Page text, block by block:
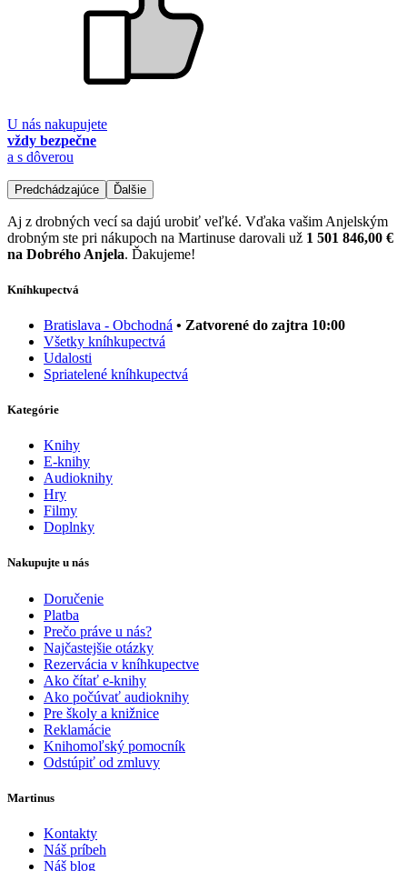
U nás nakupujete
vždy bezpečne
a s dôverou
Predchádzajúce Ďalšie
Aj z drobných vecí sa dajú urobiť veľké. Vďaka vašim Anjelským
drobným ste pri nákupoch na Martinuse darovali už 1 501 846,00 €
na Dobrého Anjela. Ďakujeme!
Kníhkupectvá
Bratislava - Obchodná • Zatvorené do zajtra 10:00
Všetky kníhkupectvá
Udalosti
Spriatelené kníhkupectvá
Kategórie
Knihy
E-knihy
Audioknihy
Hry
Filmy
Doplnky
Nakupujte u nás
Doručenie
Platba
Prečo práve u nás?
Najčastejšie otázky
Rezervácia v kníhkupectve
Ako čítať e-knihy
Ako počúvať audioknihy
Pre školy a knižnice
Reklamácie
Knihomoľský pomocník
Odstúpiť od zmluvy
Martinus
Kontakty
Náš príbeh
Náš blog